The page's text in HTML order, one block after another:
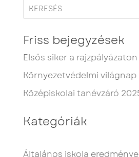
Friss bejegyzések
Elsős siker a rajzpályázaton
Környezetvédelmi világnap
Középiskolai tanévzáró
Kategóriák
Általános iskola